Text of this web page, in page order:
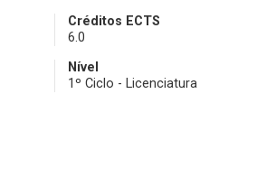
Créditos ECTS
6.0
Nível
1º Ciclo - Licenciatura